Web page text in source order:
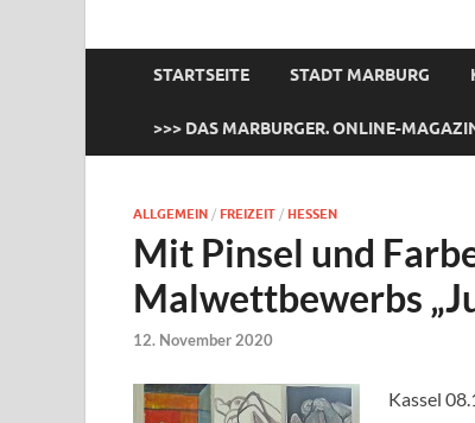
STARTSEITE STADT MARBURG
>>> DAS MARBURGER. ONLINE-
ALLGEMEIN / FREIZEIT / HESSEN
Mit Pinsel und
Malwettbewerbs
12. November 2020
Kassel